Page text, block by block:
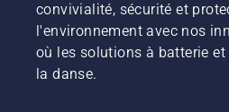
convivialité, sécurité et
l'environnement avec nos
où les solutions à batterie
la danse.